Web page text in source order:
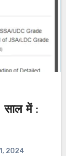
साल में :
2024